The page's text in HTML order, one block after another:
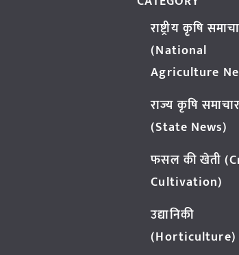
राष्ट्रीय कृषि
(National
Agriculture
राज्य कृषि समाचार
(State News)
फसल की खेती
Cultivation)
उद्यानिकी
(Horticulture)